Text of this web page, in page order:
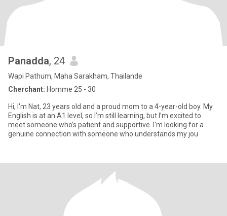
Panadda, 24
Wapi Pathum, Maha Sarakham, Thailande
Cherchant: Homme 25 - 30
Hi, I'm Nat, 23 years old and a proud mom to a 4-year-old boy. My
English is at an A1 level, so I’m still learning, but I’m excited to
meet someone who’s patient and supportive. I'm looking for a
genuine connection with someone who understands my jou